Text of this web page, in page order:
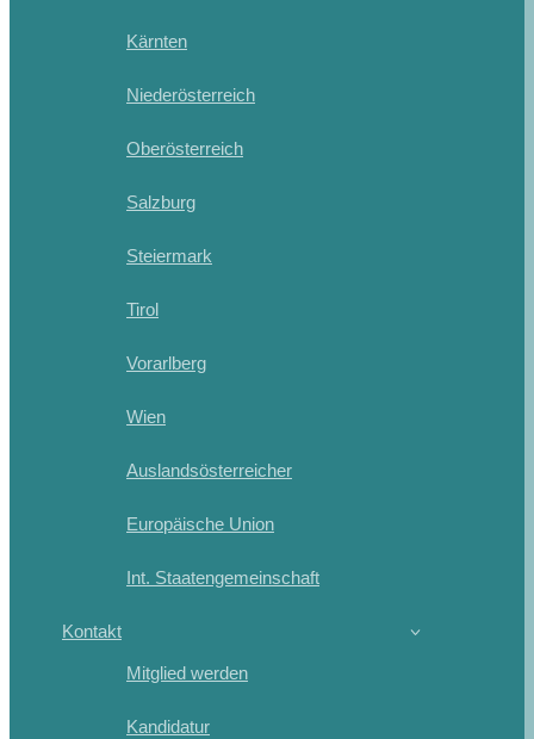
Kärnten
Niederösterreich
Oberösterreich
Salzburg
Steiermark
Tirol
Vorarlberg
Wien
Auslandsösterreicher
Europäische Union
Int. Staatengemeinschaft
Kontakt
Mitglied werden
Kandidatur